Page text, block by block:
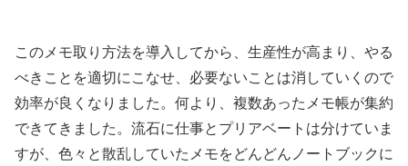
このメモ取り方法を導入してから、生産性が高まり、やる
べきことを適切にこなせ、必要ないことは消していくので
効率が良くなりました。何より、複数あったメモ帳が集約
できてきました。流石に仕事とプリアベートは分けていま
すが、色々と散乱していたメモをどんどんノートブックに